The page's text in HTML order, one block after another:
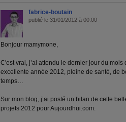
fabrice-boutain
publié le 31/01/2012 à 00:00
Bonjour mamymone,
C'est vrai, j’ai attendu le dernier jour du
excellente année 2012, pleine de santé, de
temps…
Sur mon blog, j’ai posté un bilan de cette
projets 2012 pour Aujourdhui.com.